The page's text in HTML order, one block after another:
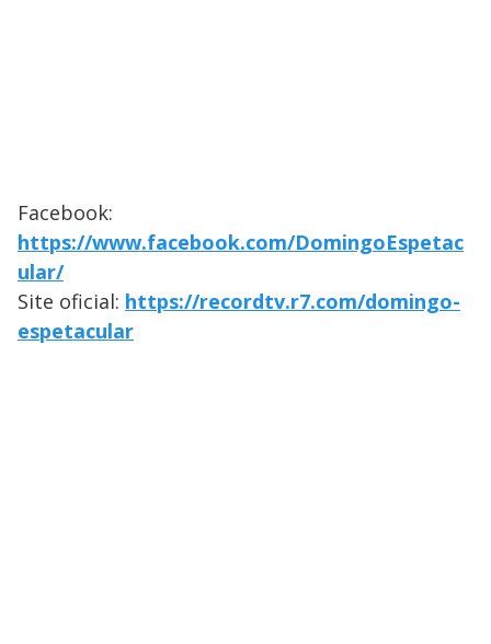
Facebook:
https://www.facebook.com/DomingoEspetac
ular/
Site oficial: https://recordtv.r7.com/domingo-
espetacular